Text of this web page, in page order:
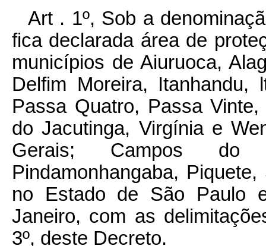
Art . 1º, Sob a
fica declarada área de
municípios de Aiuruoca,
Delfim Moreira, Itanhandu,
Passa Quatro, Passa
do Jacutinga, Virgínia e
Gerais; Campos do
Pindamonhangaba,
no Estado de São Paulo
Janeiro, com as
3º, deste Decreto.